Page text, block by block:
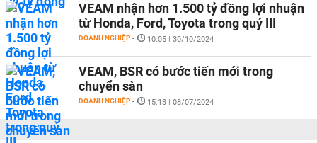
VEAM nhận hơn 1.500 tỷ đồng lợi nhuận
từ Honda, Ford, Toyota trong quý III
DOANH NGHIỆP - 10:05 | 30/10/2024
VEAM, BSR có bước tiến mới trong
chuyển sàn
DOANH NGHIỆP - 15:13 | 08/07/2024